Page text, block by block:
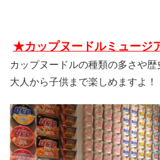
★カップヌードルミュージ
カップヌードルの種類の多さや歴
大人から子供まで楽しめますよ！